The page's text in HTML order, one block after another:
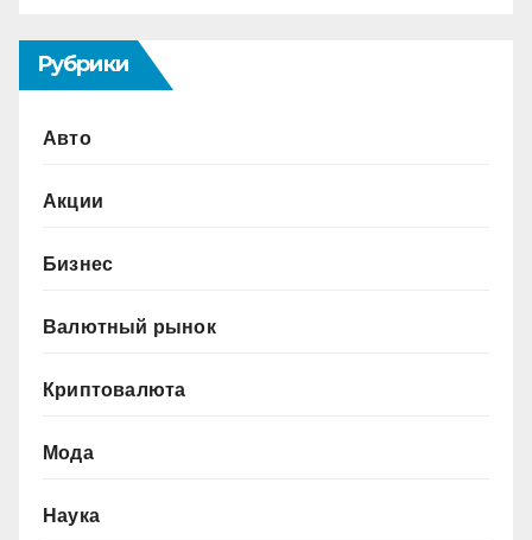
Рубрики
Авто
Акции
Бизнес
Валютный рынок
Криптовалюта
Мода
Наука